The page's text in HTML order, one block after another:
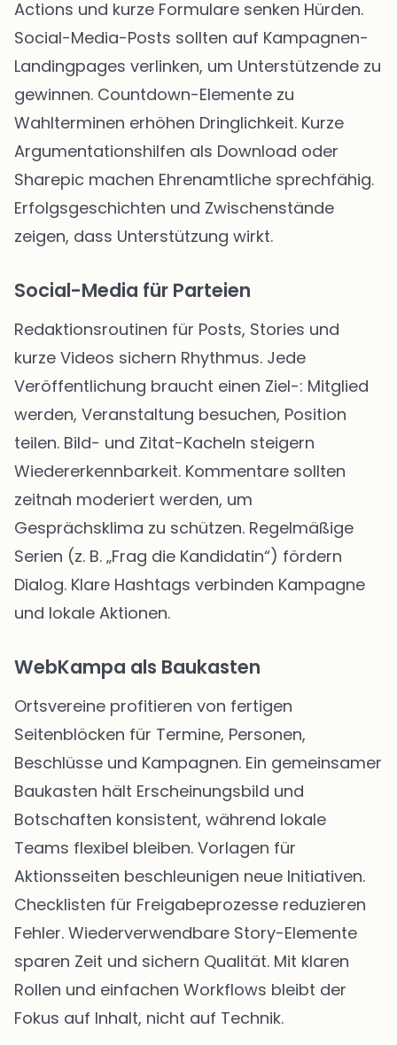
Actions und kurze Formulare senken Hürden.
Social-Media-Posts sollten auf Kampagnen-
Landingpages verlinken, um Unterstützende zu
gewinnen. Countdown-Elemente zu
Wahlterminen erhöhen Dringlichkeit. Kurze
Argumentationshilfen als Download oder
Sharepic machen Ehrenamtliche sprechfähig.
Erfolgsgeschichten und Zwischenstände
zeigen, dass Unterstützung wirkt.
Social-Media für Parteien
Redaktionsroutinen für Posts, Stories und
kurze Videos sichern Rhythmus. Jede
Veröffentlichung braucht einen Ziel-: Mitglied
werden, Veranstaltung besuchen, Position
teilen. Bild- und Zitat-Kacheln steigern
Wiedererkennbarkeit. Kommentare sollten
zeitnah moderiert werden, um
Gesprächsklima zu schützen. Regelmäßige
Serien (z. B. „Frag die Kandidatin“) fördern
Dialog. Klare Hashtags verbinden Kampagne
und lokale Aktionen.
WebKampa als Baukasten
Ortsvereine profitieren von fertigen
Seitenblöcken für Termine, Personen,
Beschlüsse und Kampagnen. Ein gemeinsamer
Baukasten hält Erscheinungsbild und
Botschaften konsistent, während lokale
Teams flexibel bleiben. Vorlagen für
Aktionsseiten beschleunigen neue Initiativen.
Checklisten für Freigabeprozesse reduzieren
Fehler. Wiederverwendbare Story-Elemente
sparen Zeit und sichern Qualität. Mit klaren
Rollen und einfachen Workflows bleibt der
Fokus auf Inhalt, nicht auf Technik.